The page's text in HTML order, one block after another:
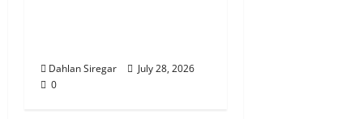
Dahlan Siregar
July 28, 2026
0